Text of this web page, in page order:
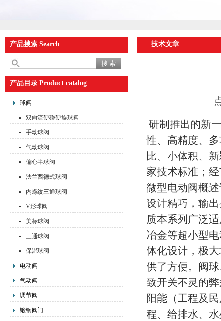
产品搜索 Search
产品目录 Product catalog
球阀
双向流硬碰硬旋球阀
手动球阀
气动球阀
偏心半球阀
法兰西德式球阀
内螺纹三通球阀
V形球阀
美标球阀
三通球阀
保温球阀
电动阀
气动阀
调节阀
锻钢阀门
技术文章
研制推出的新
性、高精度、
比、小体积、
家技术标准；
微型电动阀概
设计精巧，输
质本系列广泛
冶金等超小型
体化设计，极
供了方便。阀
致开关不灵的
阳能（工程及
程、给排水、